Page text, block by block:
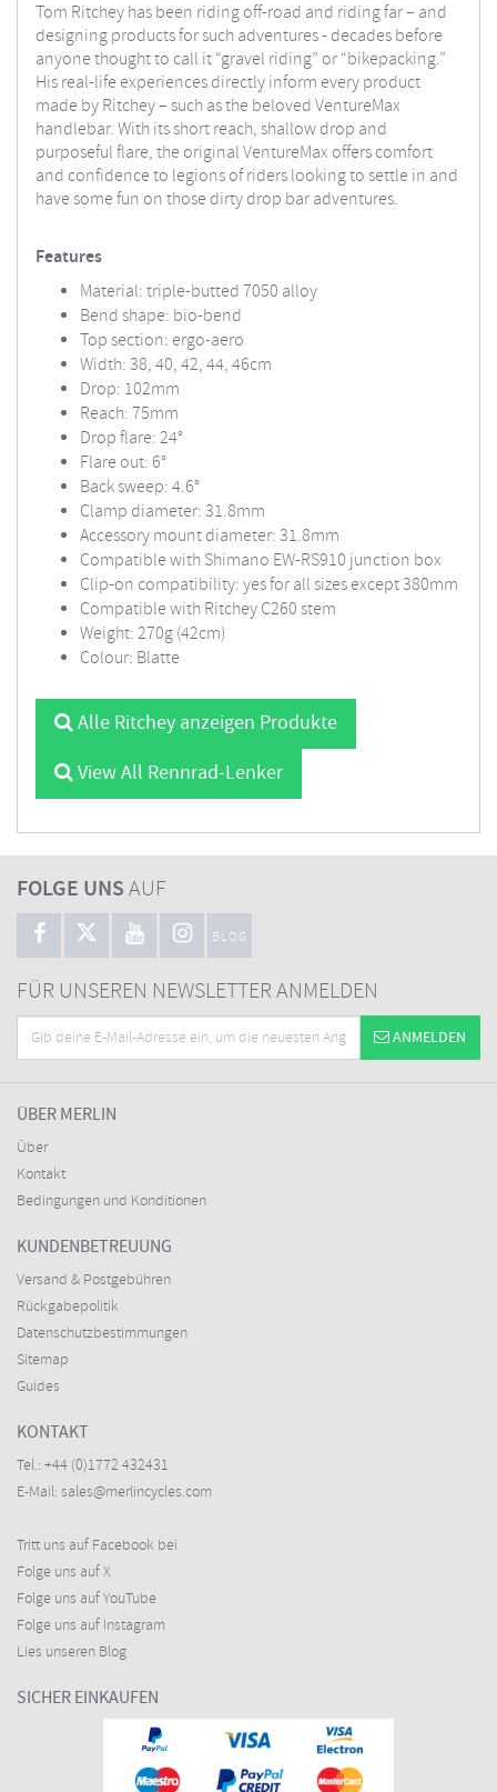
Tom Ritchey has been riding off-road and riding far – and
designing products for such adventures - decades before
anyone thought to call it “gravel riding” or “bikepacking.”
His real-life experiences directly inform every product
made by Ritchey – such as the beloved VentureMax
handlebar. With its short reach, shallow drop and
purposeful flare, the original VentureMax offers comfort
and confidence to legions of riders looking to settle in and
have some fun on those dirty drop bar adventures.
Features
Material: triple-butted 7050 alloy
Bend shape: bio-bend
Top section: ergo-aero
Width: 38, 40, 42, 44, 46cm
Drop: 102mm
Reach: 75mm
Drop flare: 24°
Flare out: 6°
Back sweep: 4.6°
Clamp diameter: 31.8mm
Accessory mount diameter: 31.8mm
Compatible with Shimano EW-RS910 junction box
Clip-on compatibility: yes for all sizes except 380mm
Compatible with Ritchey C260 stem
Weight: 270g (42cm)
Colour: Blatte
Alle Ritchey anzeigen Produkte
View All Rennrad-Lenker
FOLGE UNSAUF
BLOG
FÜR UNSEREN NEWSLETTER ANMELDEN
ANMELDEN
ÜBER MERLIN
Über
Kontakt
Bedingungen und Konditionen
KUNDENBETREUUNG
Versand & Postgebühren
Rückgabepolitik
Datenschutzbestimmungen
Sitemap
Guides
KONTAKT
Tel.: +44 (0)1772 432431
E-Mail: sales@merlincycles.com
Tritt uns auf Facebook bei
Folge uns auf X
Folge uns auf YouTube
Folge uns auf Instagram
Lies unseren Blog
SICHER EINKAUFEN